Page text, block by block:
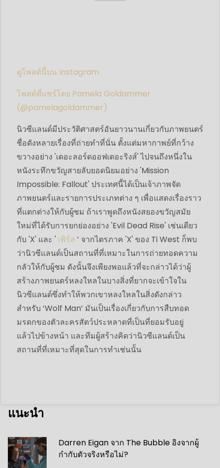
ดูโพสต์นี้บน Instagram
โพสต์ที่แชร์โดย Pamela Goldammer
(@pamelagoldammer)
นิวซีแลนด์มีประวัติศาสตร์อันยาวนานเกี่ยวกับภาพยนตร์
ชื่อดังหลายเรื่องที่ถ่ายทำที่นั่น ตั้งแต่มหากาพย์ที่กว้าง
ขวางอย่าง 'เดอะลอร์ดออฟเดอะริงส์' ไปจนถึงหนึ่งใน
หนังระทึกขวัญสายลับยอดนิยมอย่าง 'Mission
Impossible: Fallout' ประเทศนี้ได้เป็นเจ้าภาพจัด
ภาพยนตร์และรายการประเภทต่าง ๆ เพื่อแสดงเรื่องราว
ที่แตกต่างให้กับผู้ชม ถ้าเราพูดถึงหนังสยองขวัญสมัย
ใหม่ที่ได้รับการยกย่องอย่าง 'Evil Dead Rise' เช่นเดียว
กับ 'X' และ ' เพิร์ล ’ จากไตรภาค 'X' ของ Ti West ก็พบ
ว่านิวซีแลนด์เป็นสถานที่ที่เหมาะในการถ่ายทอดความ
กลัวให้กับผู้ชม ดังนั้นจึงเพียงพอแล้วที่จะกล่าวได้ว่าผู้
สร้างภาพยนตร์หลงใหลในบางสิ่งที่ยากจะเข้าใจใน
นิวซีแลนด์ซึ่งทำให้พวกเขาหลงใหลในสิ่งดังกล่าว
สำหรับ ‘Wolf Man’ มันเป็นเรื่องเกี่ยวกับการสืบทอด
มรดกของตัวละครสัตว์ประหลาดที่เป็นที่ยอมรับอยู่
แล้วไปข้างหน้า และทีมผู้สร้างคิดว่านิวซีแลนด์เป็น
สถานที่ที่เหมาะที่สุดในการทำเช่นนั้น
แนะนำ
Darren Eigan จาก The Bubble อิงจากผู้
กำกับตัวจริงหรือไม่?